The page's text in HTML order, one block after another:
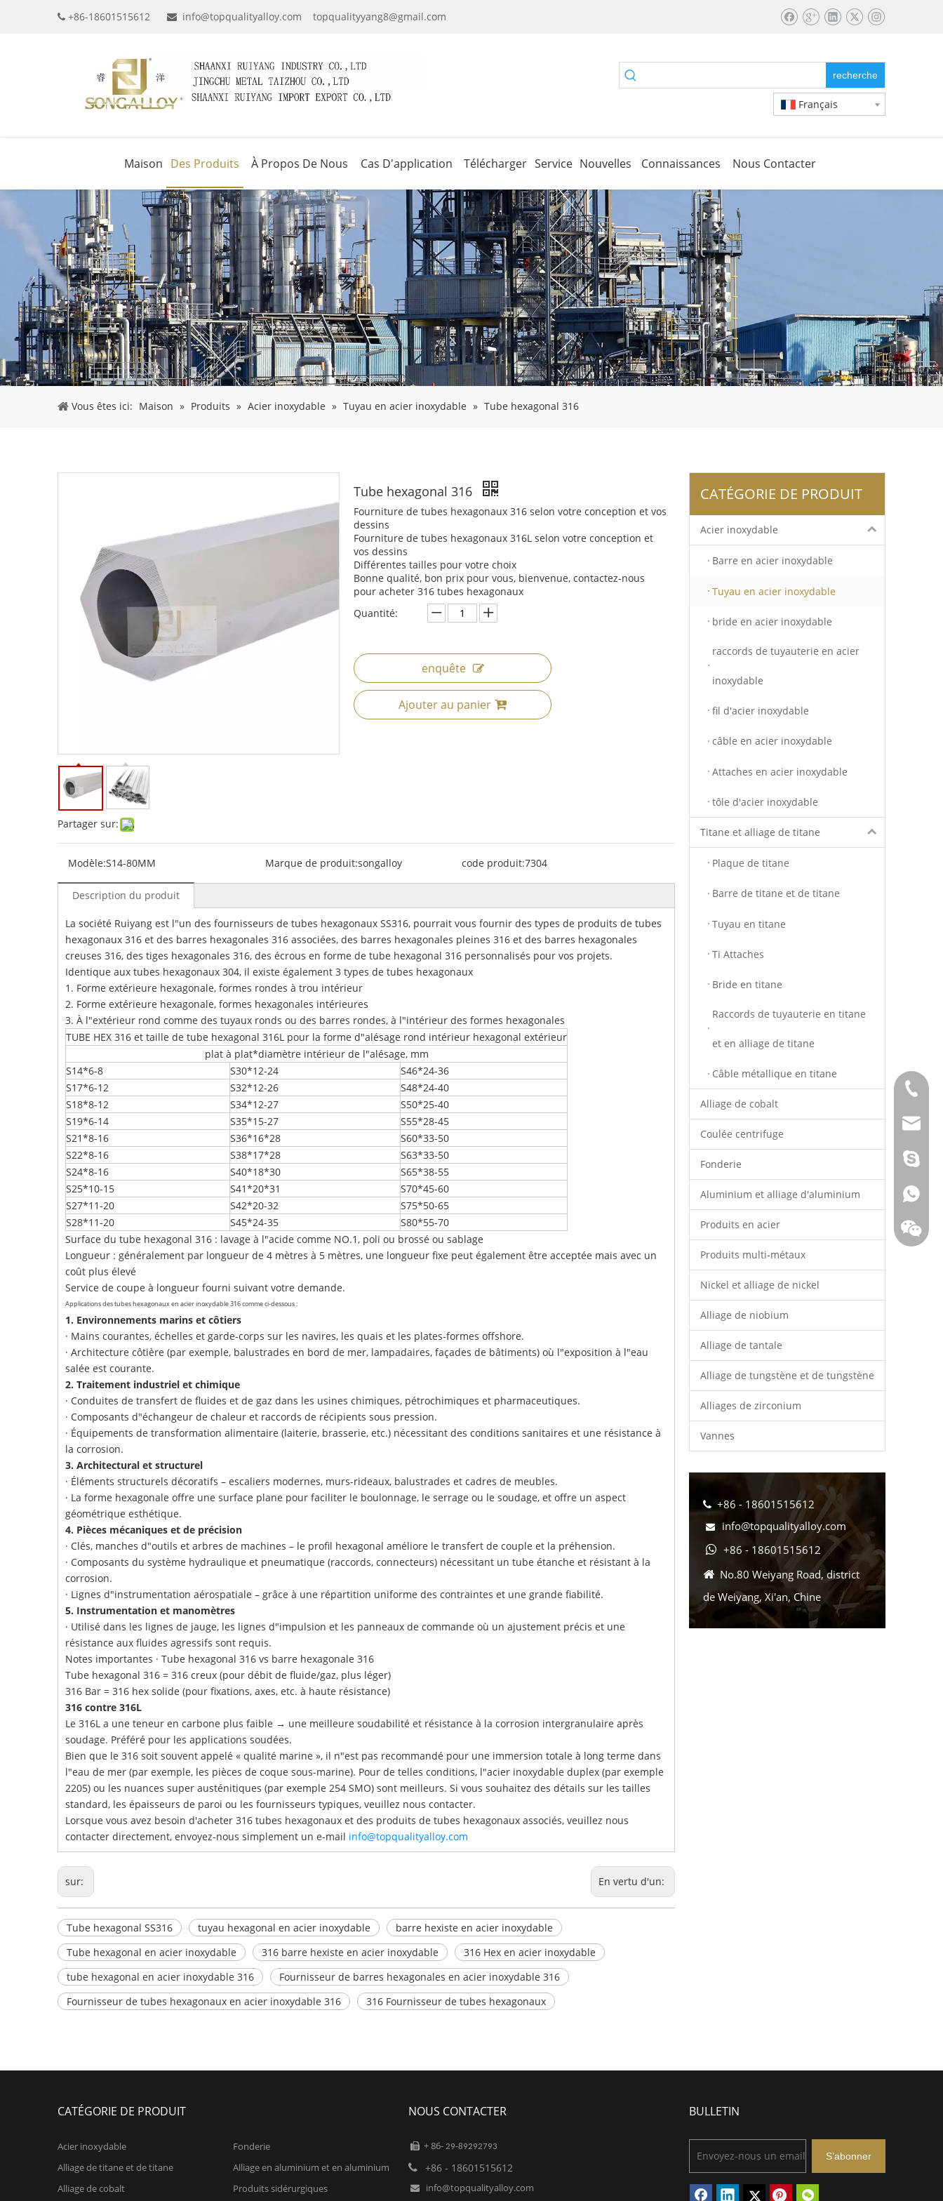
 +86-18601515612  info@topqualityalloy.com topqualityyang8@gmail.com
recherche
Français
Maison Des Produits À Propos De Nous Cas D'application Télécharger Service Nouvelles Connaissances Nous Contacter
Vous êtes ici: Maison » Produits » Acier inoxydable » Tuyau en acier inoxydable » Tube hexagonal 316
Partager sur:
Tube hexagonal 316
Fourniture de tubes hexagonaux 316 selon votre conception et vos
dessins
Fourniture de tubes hexagonaux 316L selon votre conception et
vos dessins
Différentes tailles pour votre choix
Bonne qualité, bon prix pour vous, bienvenue, contactez-nous
pour acheter 316 tubes hexagonaux
Quantité:
enquête
Ajouter au panier
Modèle:S14-80MM Marque de produit:songalloy code produit:7304
Description du produit
La société Ruiyang est l"un des fournisseurs de tubes hexagonaux SS316, pourrait vous fournir des types de produits de tubes
hexagonaux 316 et des barres hexagonales 316 associées, des barres hexagonales pleines 316 et des barres hexagonales
creuses 316, des tiges hexagonales 316, des écrous en forme de tube hexagonal 316 personnalisés pour vos projets.
Identique aux tubes hexagonaux 304, il existe également 3 types de tubes hexagonaux
1. Forme extérieure hexagonale, formes rondes à trou intérieur
2. Forme extérieure hexagonale, formes hexagonales intérieures
3. À l"extérieur rond comme des tuyaux ronds ou des barres rondes, à l"intérieur des formes hexagonales
TUBE HEX 316 et taille de tube hexagonal 316L pour la forme d"alésage rond intérieur hexagonal extérieur
plat à plat*diamètre intérieur de l"alésage, mm
S14*6-8
S30*12-24
S46*24-36
S17*6-12
S32*12-26
S48*24-40
S18*8-12
S34*12-27
S50*25-40
S19*6-14
S35*15-27
S55*28-45
S21*8-16
S36*16*28
S60*33-50
S22*8-16
S38*17*28
S63*33-50
S24*8-16
S40*18*30
S65*38-55
S25*10-15
S41*20*31
S70*45-60
S27*11-20
S42*20-32
S75*50-65
S28*11-20
S45*24-35
S80*55-70
Surface du tube hexagonal 316 : lavage à l"acide comme NO.1, poli ou brossé ou sablage
Longueur : généralement par longueur de 4 mètres à 5 mètres, une longueur fixe peut également être acceptée mais avec un
coût plus élevé
Service de coupe à longueur fourni suivant votre demande.
Applications des tubes hexagonaux en acier inoxydable 316 comme ci-dessous :
1. Environnements marins et côtiers
· Mains courantes, échelles et garde-corps sur les navires, les quais et les plates-formes offshore.
· Architecture côtière (par exemple, balustrades en bord de mer, lampadaires, façades de bâtiments) où l"exposition à l"eau
salée est courante.
2. Traitement industriel et chimique
· Conduites de transfert de fluides et de gaz dans les usines chimiques, pétrochimiques et pharmaceutiques.
· Composants d"échangeur de chaleur et raccords de récipients sous pression.
· Équipements de transformation alimentaire (laiterie, brasserie, etc.) nécessitant des conditions sanitaires et une résistance à
la corrosion.
3. Architectural et structurel
· Éléments structurels décoratifs – escaliers modernes, murs-rideaux, balustrades et cadres de meubles.
· La forme hexagonale offre une surface plane pour faciliter le boulonnage, le serrage ou le soudage, et offre un aspect
géométrique esthétique.
4. Pièces mécaniques et de précision
· Clés, manches d"outils et arbres de machines – le profil hexagonal améliore le transfert de couple et la préhension.
· Composants du système hydraulique et pneumatique (raccords, connecteurs) nécessitant un tube étanche et résistant à la
corrosion.
· Lignes d"instrumentation aérospatiale – grâce à une répartition uniforme des contraintes et une grande fiabilité.
5. Instrumentation et manomètres
· Utilisé dans les lignes de jauge, les lignes d"impulsion et les panneaux de commande où un ajustement précis et une
résistance aux fluides agressifs sont requis.
Notes importantes · Tube hexagonal 316 vs barre hexagonale 316
Tube hexagonal 316 = 316 creux (pour débit de fluide/gaz, plus léger)
316 Bar = 316 hex solide (pour fixations, axes, etc. à haute résistance)
316 contre 316L
Le 316L a une teneur en carbone plus faible → une meilleure soudabilité et résistance à la corrosion intergranulaire après
soudage. Préféré pour les applications soudées.
Bien que le 316 soit souvent appelé « qualité marine », il n"est pas recommandé pour une immersion totale à long terme dans
l"eau de mer (par exemple, les pièces de coque sous-marine). Pour de telles conditions, l"acier inoxydable duplex (par exemple
2205) ou les nuances super austénitiques (par exemple 254 SMO) sont meilleurs. Si vous souhaitez des détails sur les tailles
standard, les épaisseurs de paroi ou les fournisseurs typiques, veuillez nous contacter.
Lorsque vous avez besoin d'acheter 316 tubes hexagonaux et des produits de tubes hexagonaux associés, veuillez nous
contacter directement, envoyez-nous simplement un e-mail info@topqualityalloy.com
sur: En vertu d'un:
Tube hexagonal SS316 tuyau hexagonal en acier inoxydable
barre hexiste en acier inoxydable
Tube hexagonal en acier inoxydable
316 barre hexiste en acier inoxydable
316 Hex en acier inoxydable
tube hexagonal en acier inoxydable 316
Fournisseur de barres hexagonales en acier inoxydable 316
Fournisseur de tubes hexagonaux en acier inoxydable 316
316 Fournisseur de tubes hexagonaux
CATÉGORIE DE PRODUIT
Acier inoxydable
Barre en acier inoxydable
Tuyau en acier inoxydable
bride en acier inoxydable
raccords de tuyauterie en acier
inoxydable
fil d'acier inoxydable
câble en acier inoxydable
Attaches en acier inoxydable
tôle d'acier inoxydable
Titane et alliage de titane
Plaque de titane
Barre de titane et de titane
Tuyau en titane
Ti Attaches
Bride en titane
Raccords de tuyauterie en titane
et en alliage de titane
Câble métallique en titane
Alliage de cobalt
Coulée centrifuge
Fonderie
Aluminium et alliage d'aluminium
Produits en acier
Produits multi-métaux
Nickel et alliage de nickel
Alliage de niobium
Alliage de tantale
Alliage de tungstène et de tungstène
Alliages de zirconium
Vannes
 +86 - 18601515612
 info@topqualityalloy.com
 +86 - 18601515612
 No.80 Weiyang Road, district
de Weiyang, Xi'an, Chine
CATÉGORIE DE PRODUIT
Acier inoxydable
Alliage de titane et de titane
Alliage de cobalt
+86 -
+86 -
Fonderie
Alliage en aluminium et en aluminium
Produits sidérurgiques
NOUS CONTACTER
 + 86- 29-89292793
 +86 - 18601515612
 info@topqualityalloy.com
BULLETIN
S’abonner